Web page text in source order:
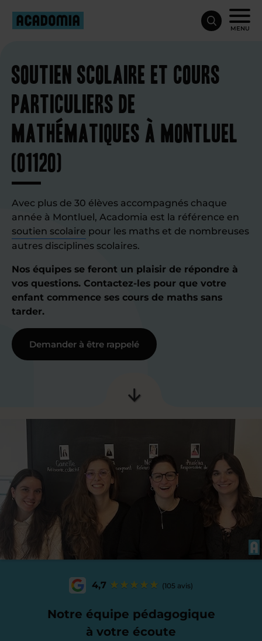
MENU
Soutien scolaire et cours
particuliers de
mathématiques à Montluel
(01120)
Avec plus de 30 élèves accompagnés chaque
année à Montluel, Acadomia est la référence en
soutien scolaire pour les maths et de nombreuses
autres disciplines scolaires.
Nos équipes se feront un plaisir de répondre à
vos questions. Contactez-les pour que votre
enfant commence ses cours de maths sans
tarder.
Demander à être rappelé
4,7 (105 avis)
Notre équipe pédagogique
à votre écoute